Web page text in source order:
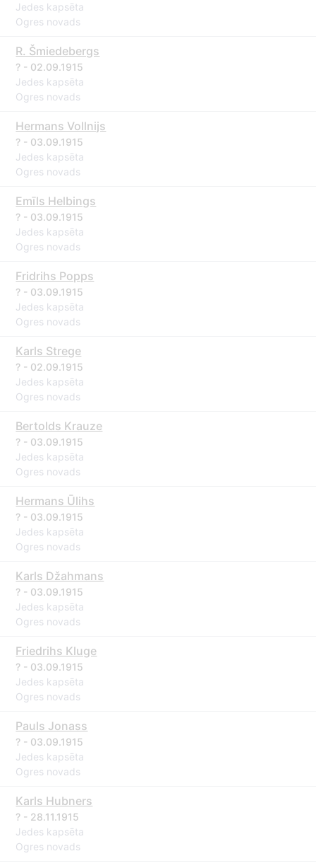
Jedes kapsēta
Ogres novads
R. Šmiedebergs
? - 02.09.1915
Jedes kapsēta
Ogres novads
Hermans Vollnijs
? - 03.09.1915
Jedes kapsēta
Ogres novads
Emīls Helbings
? - 03.09.1915
Jedes kapsēta
Ogres novads
Fridrihs Popps
? - 03.09.1915
Jedes kapsēta
Ogres novads
Karls Strege
? - 02.09.1915
Jedes kapsēta
Ogres novads
Bertolds Krauze
? - 03.09.1915
Jedes kapsēta
Ogres novads
Hermans Ūlihs
? - 03.09.1915
Jedes kapsēta
Ogres novads
Karls Džahmans
? - 03.09.1915
Jedes kapsēta
Ogres novads
Friedrihs Kluge
? - 03.09.1915
Jedes kapsēta
Ogres novads
Pauls Jonass
? - 03.09.1915
Jedes kapsēta
Ogres novads
Karls Hubners
? - 28.11.1915
Jedes kapsēta
Ogres novads